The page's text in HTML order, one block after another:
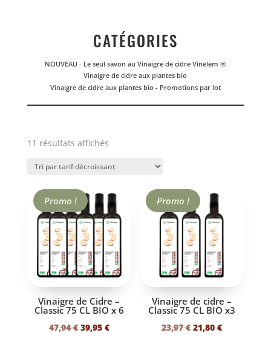
CATÉGORIES
NOUVEAU - Le seul savon au Vinaigre de cidre Vinelem ®
Vinaigre de cidre aux plantes bio
Vinaigre de cidre aux plantes bio - Promotions par lot
11 résultats affichésTrié
prix
Promo !
Vinaigre de Cidre –
Classic 75 CL BIO x 6
47,94€ Le
39,95 €Le
Promo !
Vinaigre de cidre –
Classic 75 CL BIO x3
23,97€ Le
21,80€Le